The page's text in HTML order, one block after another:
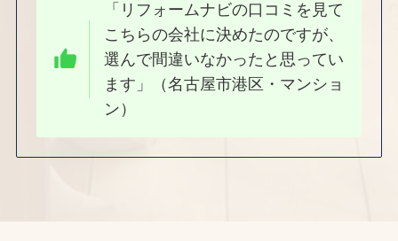
「リフォームナビの口コミを見て
こちらの会社に決めたのですが、
選んで間違いなかったと思ってい
ます」（名古屋市港区・マンショ
ン）